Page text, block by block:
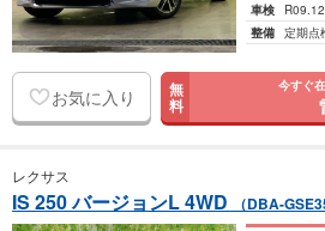
車検
R09.12
整備 定期点
お気に入り 無
料
今すぐ
レクサス
IS 250 バージョンL 4WD （DBA-